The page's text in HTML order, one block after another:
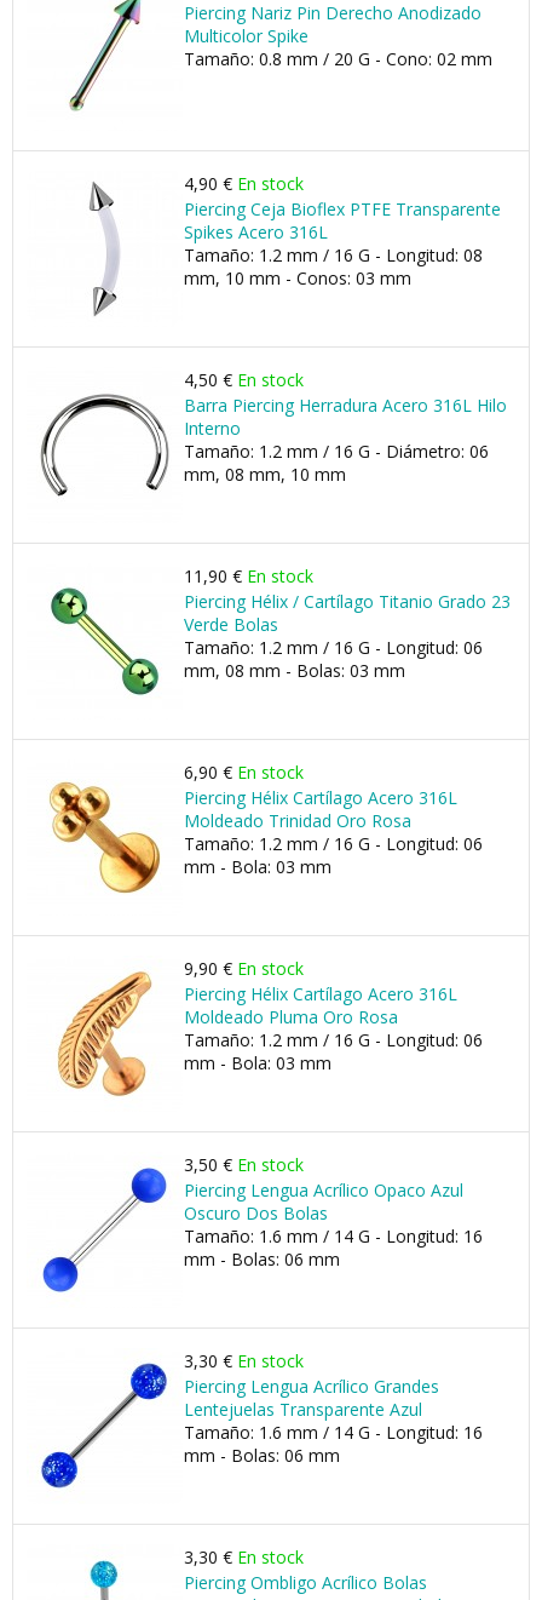
Piercing Nariz Pin Derecho Anodizado
Multicolor Spike
Tamaño: 0.8 mm / 20 G - Cono: 02 mm
4,90 € En stock
Piercing Ceja Bioflex PTFE Transparente
Spikes Acero 316L
Tamaño: 1.2 mm / 16 G - Longitud: 08
mm, 10 mm - Conos: 03 mm
4,50 € En stock
Barra Piercing Herradura Acero 316L Hilo
Interno
Tamaño: 1.2 mm / 16 G - Diámetro: 06
mm, 08 mm, 10 mm
11,90 € En stock
Piercing Hélix / Cartílago Titanio Grado 23
Verde Bolas
Tamaño: 1.2 mm / 16 G - Longitud: 06
mm, 08 mm - Bolas: 03 mm
6,90 € En stock
Piercing Hélix Cartílago Acero 316L
Moldeado Trinidad Oro Rosa
Tamaño: 1.2 mm / 16 G - Longitud: 06
mm - Bola: 03 mm
9,90 € En stock
Piercing Hélix Cartílago Acero 316L
Moldeado Pluma Oro Rosa
Tamaño: 1.2 mm / 16 G - Longitud: 06
mm - Bola: 03 mm
3,50 € En stock
Piercing Lengua Acrílico Opaco Azul
Oscuro Dos Bolas
Tamaño: 1.6 mm / 14 G - Longitud: 16
mm - Bolas: 06 mm
3,30 € En stock
Piercing Lengua Acrílico Grandes
Lentejuelas Transparente Azul
Tamaño: 1.6 mm / 14 G - Longitud: 16
mm - Bolas: 06 mm
3,30 € En stock
Piercing Ombligo Acrílico Bolas